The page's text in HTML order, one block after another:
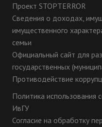
Проект STOPTERROR
Сведения о доходах,
имущественного
семьи
Официальный сайт для
государственных
Противодействие
Политика использования
ИвГУ
Согласие на обработку